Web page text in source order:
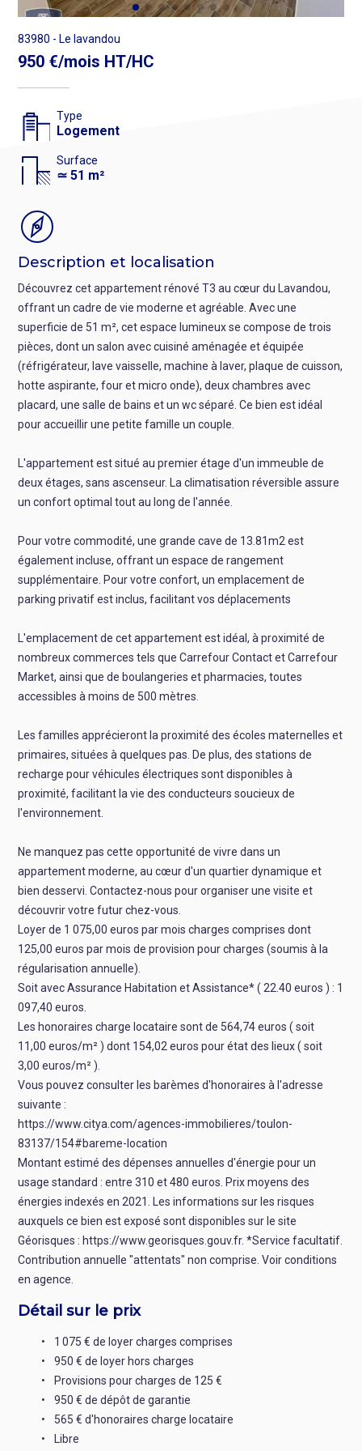
appartement
3
pièces
83980 - Le lavandou
950 €/mois HT/HC
Type
Logement
Surface
≃ 51 m²
Description et localisation
Découvrez cet appartement rénové T3 au cœur du Lavandou,
offrant un cadre de vie moderne et agréable. Avec une
superficie de 51 m², cet espace lumineux se compose de trois
pièces, dont un salon avec cuisiné aménagée et équipée
(réfrigérateur, lave vaisselle, machine à laver, plaque de cuisson,
hotte aspirante, four et micro onde), deux chambres avec
placard, une salle de bains et un wc séparé. Ce bien est idéal
pour accueillir une petite famille un couple.
L'appartement est situé au premier étage d'un immeuble de
deux étages, sans ascenseur. La climatisation réversible assure
un confort optimal tout au long de l'année.
Pour votre commodité, une grande cave de 13.81m2 est
également incluse, offrant un espace de rangement
supplémentaire. Pour votre confort, un emplacement de
parking privatif est inclus, facilitant vos déplacements
L'emplacement de cet appartement est idéal, à proximité de
nombreux commerces tels que Carrefour Contact et Carrefour
Market, ainsi que de boulangeries et pharmacies, toutes
accessibles à moins de 500 mètres.
Les familles apprécieront la proximité des écoles maternelles et
primaires, situées à quelques pas. De plus, des stations de
recharge pour véhicules électriques sont disponibles à
proximité, facilitant la vie des conducteurs soucieux de
l'environnement.
Ne manquez pas cette opportunité de vivre dans un
appartement moderne, au cœur d'un quartier dynamique et
bien desservi. Contactez-nous pour organiser une visite et
découvrir votre futur chez-vous.
Loyer de 1 075,00 euros par mois charges comprises dont
125,00 euros par mois de provision pour charges (soumis à la
régularisation annuelle).
Soit avec Assurance Habitation et Assistance* ( 22.40 euros ) : 1
097,40 euros.
Les honoraires charge locataire sont de 564,74 euros ( soit
11,00 euros/m² ) dont 154,02 euros pour état des lieux ( soit
3,00 euros/m² ).
Vous pouvez consulter les barèmes d'honoraires à l'adresse
suivante :
https://www.citya.com/agences-immobilieres/toulon-
83137/154#bareme-location
Montant estimé des dépenses annuelles d'énergie pour un
usage standard : entre 310 et 480 euros. Prix moyens des
énergies indexés en 2021. Les informations sur les risques
auxquels ce bien est exposé sont disponibles sur le site
Géorisques : https://www.georisques.gouv.fr. *Service facultatif.
Contribution annuelle "attentats" non comprise. Voir conditions
en agence.
Détail sur le prix
1 075 € de loyer charges comprises
950 € de loyer hors charges
Provisions pour charges de 125 €
950 € de dépôt de garantie
565 € d'honoraires charge locataire
Libre